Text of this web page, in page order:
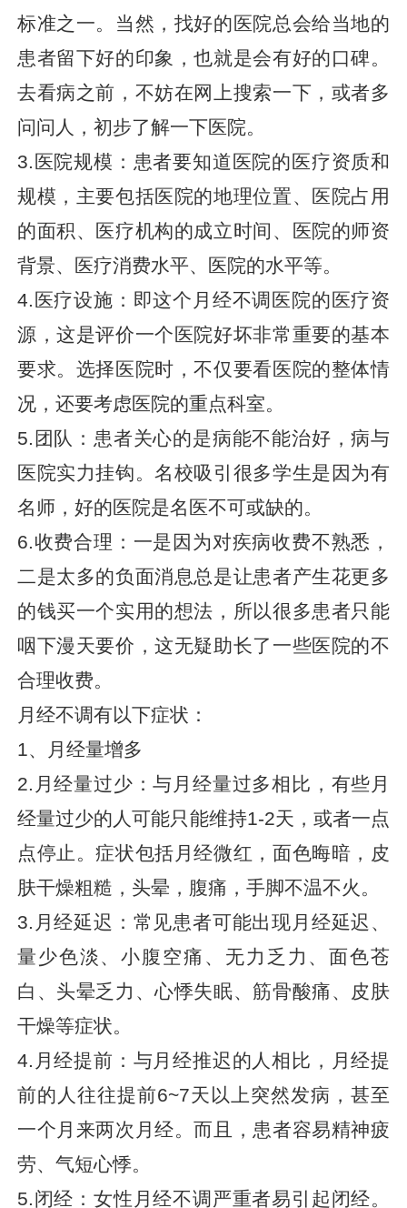
标准之一。当然，找好的医院总会给当地的
患者留下好的印象，也就是会有好的口碑。
去看病之前，不妨在网上搜索一下，或者多
问问人，初步了解一下医院。
3.医院规模：患者要知道医院的医疗资质和
规模，主要包括医院的地理位置、医院占用
的面积、医疗机构的成立时间、医院的师资
背景、医疗消费水平、医院的水平等。
4.医疗设施：即这个月经不调医院的医疗资
源，这是评价一个医院好坏非常重要的基本
要求。选择医院时，不仅要看医院的整体情
况，还要考虑医院的重点科室。
5.团队：患者关心的是病能不能治好，病与
医院实力挂钩。名校吸引很多学生是因为有
名师，好的医院是名医不可或缺的。
6.收费合理：一是因为对疾病收费不熟悉，
二是太多的负面消息总是让患者产生花更多
的钱买一个实用的想法，所以很多患者只能
咽下漫天要价，这无疑助长了一些医院的不
合理收费。
月经不调有以下症状：
1、月经量增多
2.月经量过少：与月经量过多相比，有些月
经量过少的人可能只能维持1-2天，或者一点
点停止。症状包括月经微红，面色晦暗，皮
肤干燥粗糙，头晕，腹痛，手脚不温不火。
3.月经延迟：常见患者可能出现月经延迟、
量少色淡、小腹空痛、无力乏力、面色苍
白、头晕乏力、心悸失眠、筋骨酸痛、皮肤
干燥等症状。
4.月经提前：与月经推迟的人相比，月经提
前的人往往提前6~7天以上突然发病，甚至
一个月来两次月经。而且，患者容易精神疲
劳、气短心悸。
5.闭经：女性月经不调严重者易引起闭经。